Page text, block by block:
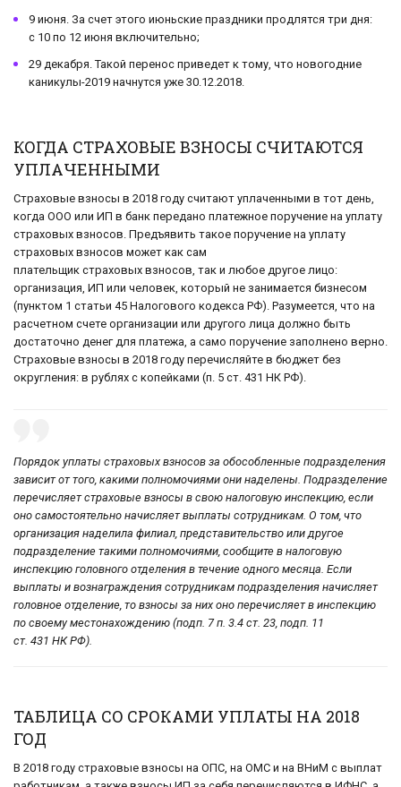
9 июня. За счет этого июньские праздники продлятся три дня:
с 10 по 12 июня включительно;
29 декабря. Такой перенос приведет к тому, что новогодние
каникулы-2019 начнутся уже 30.12.2018.
КОГДА СТРАХОВЫЕ ВЗНОСЫ СЧИТАЮТСЯ
УПЛАЧЕННЫМИ
Страховые взносы в 2018 году считают уплаченными в тот день,
когда ООО или ИП в банк передано платежное поручение на уплату
страховых взносов. Предъявить такое поручение на уплату
страховых взносов может как сам
плательщик страховых взносов, так и любое другое лицо:
организация, ИП или человек, который не занимается бизнесом
(пунктом 1 статьи 45 Налогового кодекса РФ). Разумеется, что на
расчетном счете организации или другого лица должно быть
достаточно денег для платежа, а само поручение заполнено верно.
Страховые взносы в 2018 году перечисляйте в бюджет без
округления: в рублях с копейками (п. 5 ст. 431 НК РФ).
Порядок уплаты страховых взносов за обособленные подразделения
зависит от того, какими полномочиями они наделены. Подразделение
перечисляет страховые взносы в свою налоговую инспекцию, если
оно самостоятельно начисляет выплаты сотрудникам. О том, что
организация наделила филиал, представительство или другое
подразделение такими полномочиями, сообщите в налоговую
инспекцию головного отделения в течение одного месяца. Если
выплаты и вознаграждения сотрудникам подразделения начисляет
головное отделение, то взносы за них оно перечисляет в инспекцию
по своему местонахождению (подп. 7 п. 3.4 ст. 23, подп. 11
ст. 431 НК РФ).
ТАБЛИЦА СО СРОКАМИ УПЛАТЫ НА 2018
ГОД
В 2018 году страховые взносы на ОПС, на ОМС и на ВНиМ с выплат